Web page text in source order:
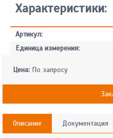
Характеристики:
Артикул:
Единица измерения:
Цена: По запросу
Описание Документация